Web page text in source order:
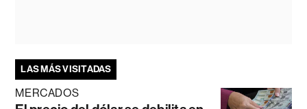
LAS MÁS VISITADAS
MERCADOS